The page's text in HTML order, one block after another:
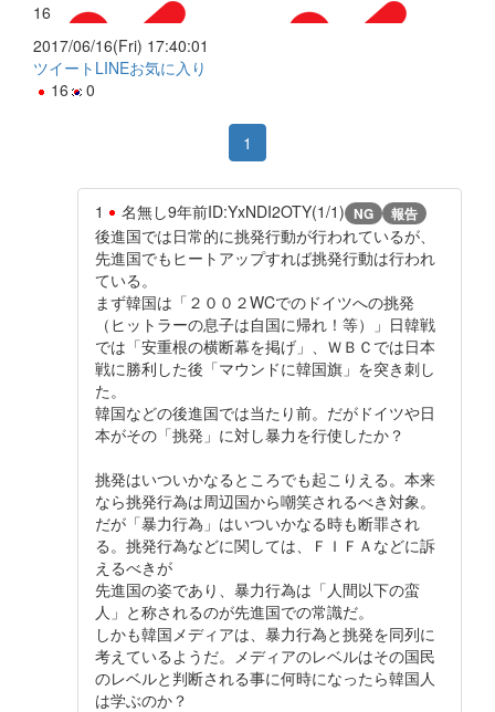
16
2017/06/16(Fri) 17:40:01
ツイート LINEお気に入り
16
0
1
1 名無し9年前ID:YxNDI2OTY(1/1) NG 報告
後進国では日常的に挑発行動が行われているが、
先進国でもヒートアップすれば挑発行動は行われ
ている。
まず韓国は「２００２WCでのドイツへの挑発
（ヒットラーの息子は自国に帰れ！等）」日韓戦
では「安重根の横断幕を掲げ」、ＷＢＣでは日本
戦に勝利した後「マウンドに韓国旗」を突き刺し
た。
韓国などの後進国では当たり前。だがドイツや日
本がその「挑発」に対し暴力を行使したか？
挑発はいついかなるところでも起こりえる。本来
なら挑発行為は周辺国から嘲笑されるべき対象。
だが「暴力行為」はいついかなる時も断罪され
る。挑発行為などに関しては、ＦＩＦＡなどに訴
えるべきが
先進国の姿であり、暴力行為は「人間以下の蛮
人」と称されるのが先進国での常識だ。
しかも韓国メディアは、暴力行為と挑発を同列に
考えているようだ。メディアのレベルはその国民
のレベルと判断される事に何時になったら韓国人
は学ぶのか？